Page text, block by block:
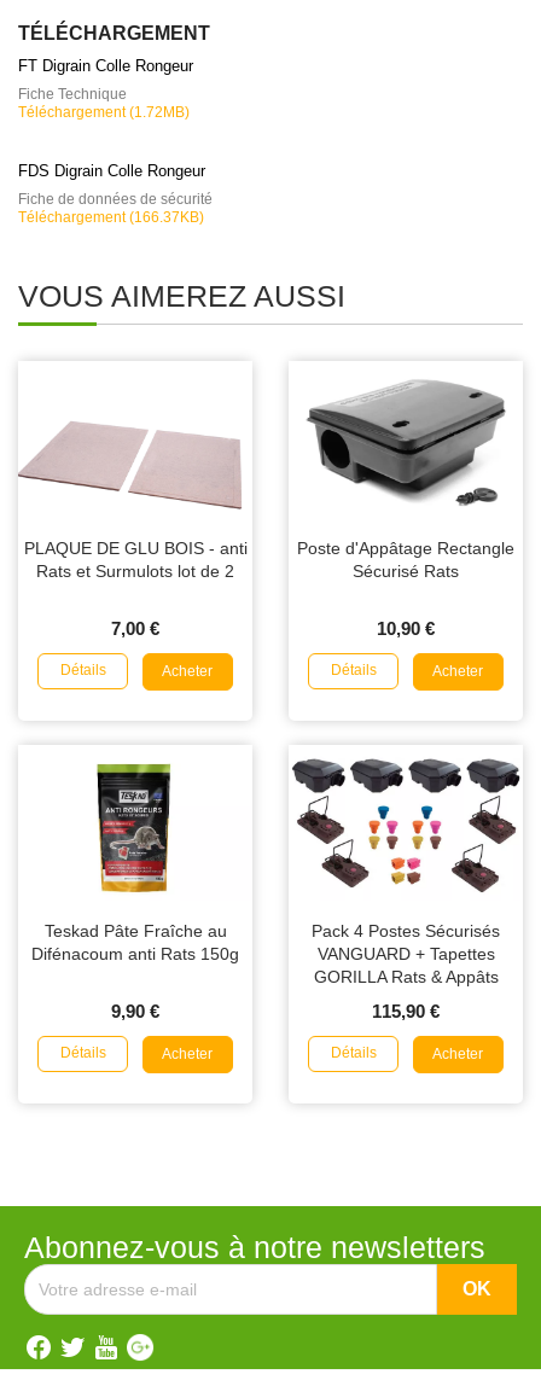
TÉLÉCHARGEMENT
FT Digrain Colle Rongeur
Fiche Technique
Téléchargement (1.72MB)
FDS Digrain Colle Rongeur
Fiche de données de sécurité
Téléchargement (166.37KB)
VOUS AIMEREZ AUSSI
PLAQUE DE GLU BOIS - anti
Rats et Surmulots lot de 2
7,00 €
Détails Acheter
Poste d'Appâtage Rectangle
Sécurisé Rats
10,90 €
Détails Acheter
Teskad Pâte Fraîche au
Difénacoum anti Rats 150g
9,90 €
Détails Acheter
Pack 4 Postes Sécurisés
VANGUARD + Tapettes
GORILLA Rats & Appâts
115,90 €
Détails Acheter
Abonnez-vous à notre newsletters